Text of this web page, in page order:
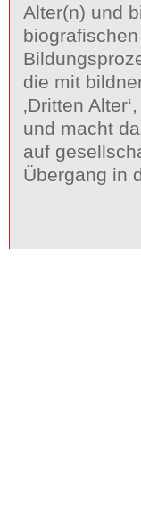
Alter(n) und
die mit
‚Dritten
und macht
auf
Übergang in